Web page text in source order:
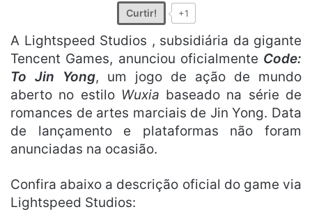
Curtir! +1
A Lightspeed Studios , subsidiária da gigante
Tencent Games, anunciou oficialmente Code:
To Jin Yong, um jogo de ação de mundo
aberto no estilo Wuxia baseado na série de
romances de artes marciais de Jin Yong. Data
de lançamento e plataformas não foram
anunciadas na ocasião.
Confira abaixo a descrição oficial do game via
Lightspeed Studios: